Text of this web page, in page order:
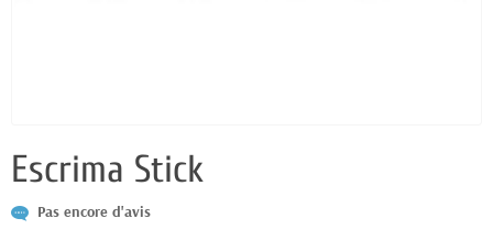
Escrima Stick
Pas encore d'avis